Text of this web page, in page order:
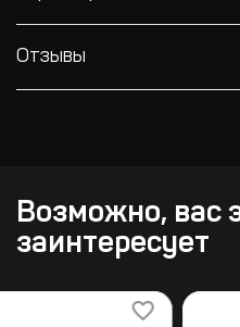
Отзывы
Возможно, вас
заинтересует